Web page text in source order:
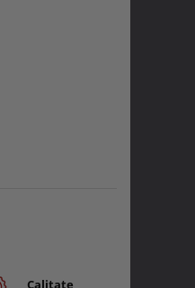
Calitate